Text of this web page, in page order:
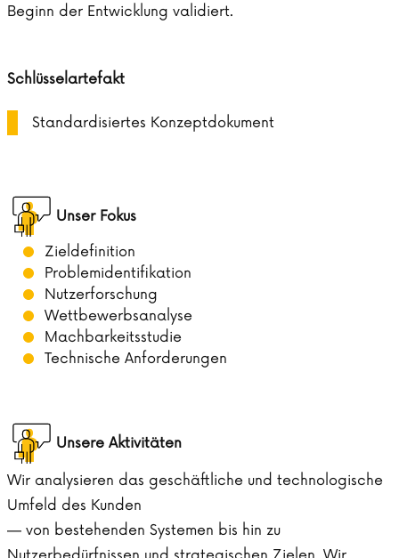
Beginn der Entwicklung validiert.
Schlüsselartefakt
Standardisiertes Konzeptdokument
Unser Fokus
Zieldefinition
Problemidentifikation
Nutzerforschung
Wettbewerbsanalyse
Machbarkeitsstudie
Technische Anforderungen
Unsere Aktivitäten
Wir analysieren das geschäftliche und technologische
Umfeld des Kunden
— von bestehenden Systemen bis hin zu